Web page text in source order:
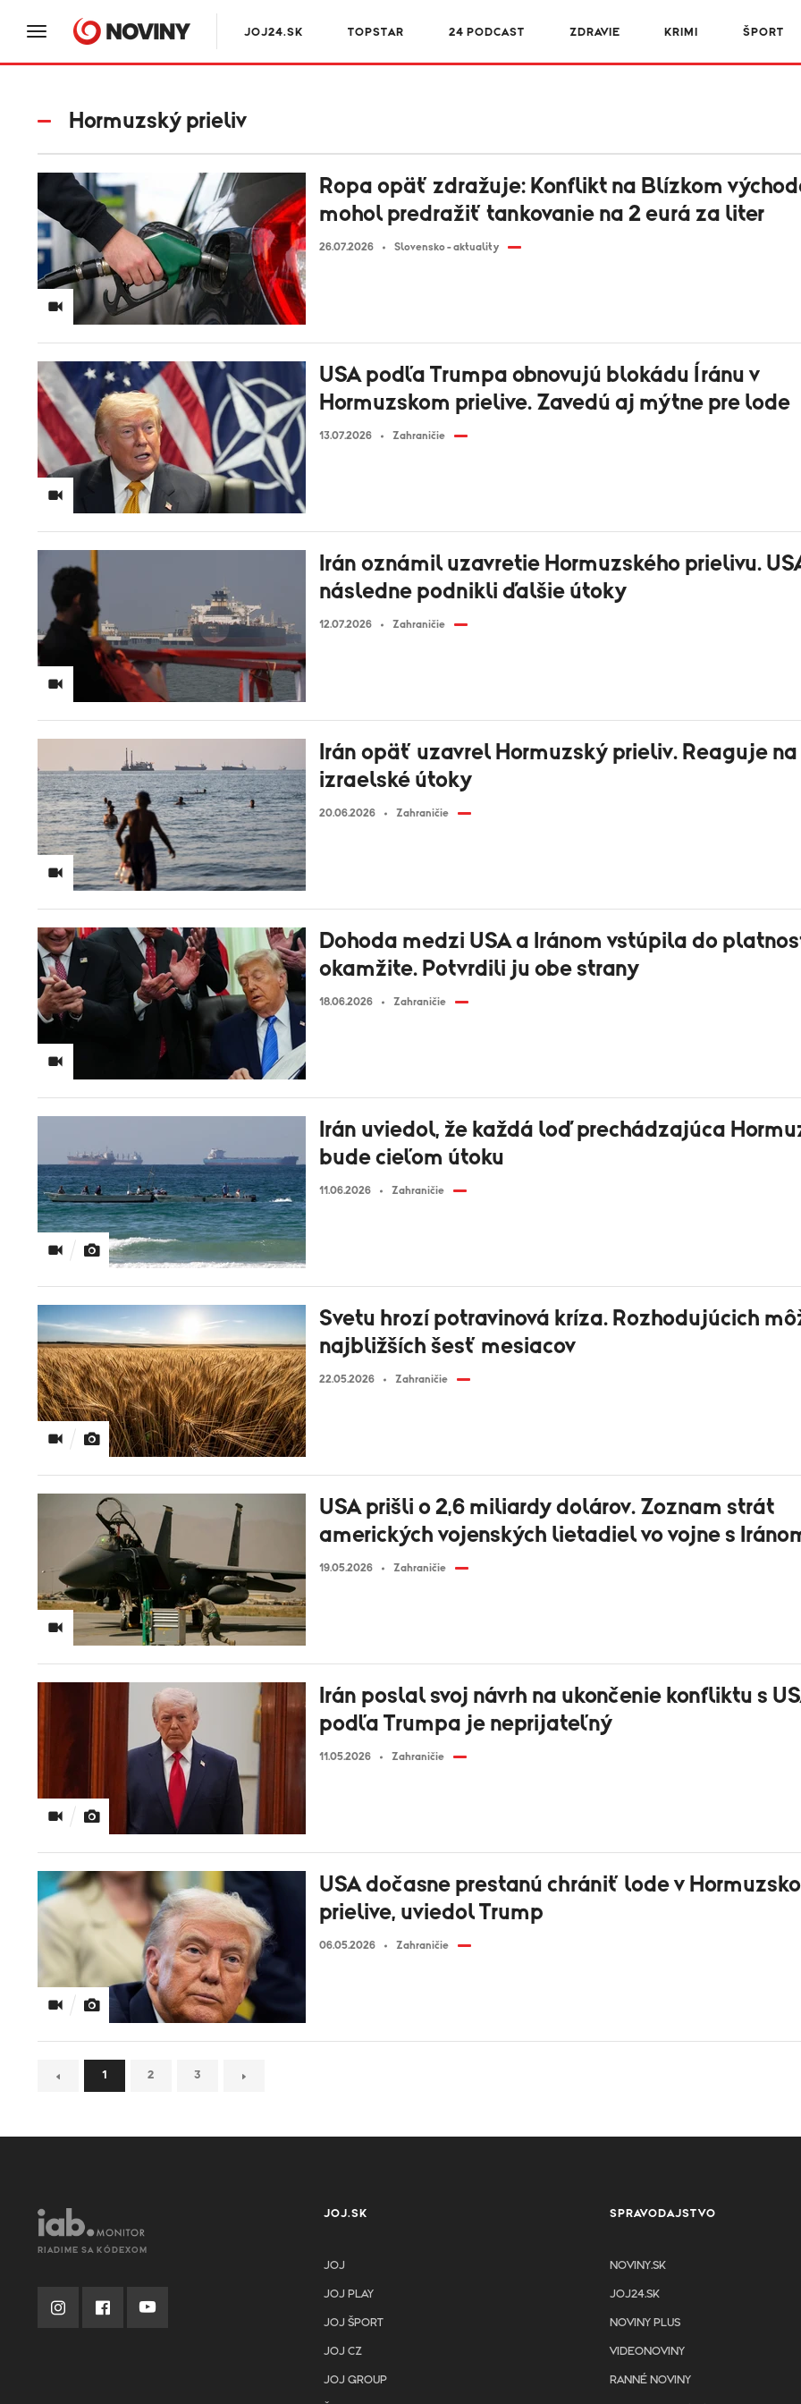
JOJ24.SK TOPSTAR 24 PODCAST ZDRAVIE KRIMI ŠPORT
Hormuzský prieliv
Ropa opäť zdražuje: Konflikt na Blízkom
mohol predražiť tankovanie na 2 eurá za liter
26.07.2026 Slovensko - aktuality
USA podľa Trumpa obnovujú blokádu Íránu v
Hormuzskom prielive. Zavedú aj mýtne pre lode
13.07.2026 Zahraničie
Irán oznámil uzavretie Hormuzského prielivu.
následne podnikli ďalšie útoky
12.07.2026 Zahraničie
Irán opäť uzavrel Hormuzský prieliv. Reaguje na
izraelské útoky
20.06.2026 Zahraničie
Dohoda medzi USA a Iránom vstúpila do
okamžite. Potvrdili ju obe strany
18.06.2026 Zahraničie
Irán uviedol, že každá loď prechádzajúca
bude cieľom útoku
11.06.2026 Zahraničie
Svetu hrozí potravinová kríza. Rozhodujúcich
najbližších šesť mesiacov
22.05.2026 Zahraničie
USA prišli o 2,6 miliardy dolárov. Zoznam strát
amerických vojenských lietadiel vo vojne s
19.05.2026 Zahraničie
Irán poslal svoj návrh na ukončenie konfliktu s
podľa Trumpa je neprijateľný
11.05.2026 Zahraničie
USA dočasne prestanú chrániť lode v
prielive, uviedol Trump
06.05.2026 Zahraničie
1 2 3
RIADIME SA KÓDEXOM
JOJ.SK
JOJ
JOJ PLAY
JOJ ŠPORT
JOJ CZ
JOJ GROUP
SPRAVODAJSTVO
NOVINY.SK
JOJ24.SK
NOVINY PLUS
VIDEONOVINY
RANNÉ NOVINY